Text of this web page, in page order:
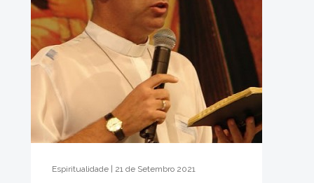
Espiritualidade | 21 de Setembro 2021